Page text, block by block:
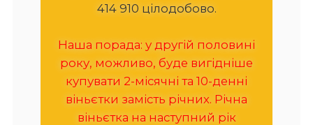
414 910 цілодобово.
Наша порада: у другій половині
року, можливо, буде вигідніше
купувати 2-місячні та 10-денні
віньєтки замість річних. Річна
віньєтка на наступний рік